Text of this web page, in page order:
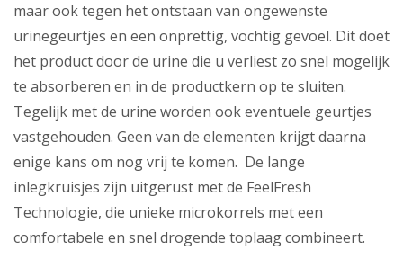
maar ook tegen het ontstaan van ongewenste
urinegeurtjes en een onprettig, vochtig gevoel. Dit doet
het product door de urine die u verliest zo snel mogelijk
te absorberen en in de productkern op te sluiten.
Tegelijk met de urine worden ook eventuele geurtjes
vastgehouden. Geen van de elementen krijgt daarna
enige kans om nog vrij te komen. De lange
inlegkruisjes zijn uitgerust met de FeelFresh
Technologie, die unieke microkorrels met een
comfortabele en snel drogende toplaag combineert.